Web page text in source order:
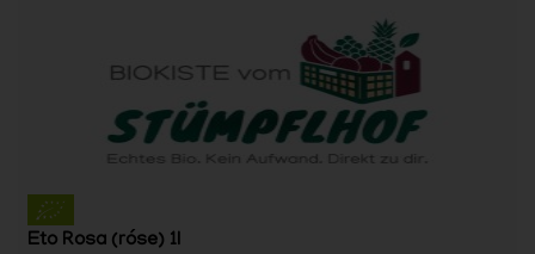
Eto Rosa (róse) 1l